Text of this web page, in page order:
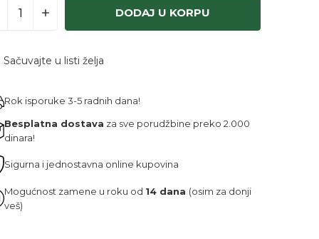
DODAJ U KORPU
Sačuvajte u listi želja
Rok isporuke 3-5 radnih dana!
Besplatna dostava za sve porudžbine preko 2.000
dinara!
Sigurna i jednostavna online kupovina
Mogućnost zamene u roku od 14 dana (osim za donji
veš)